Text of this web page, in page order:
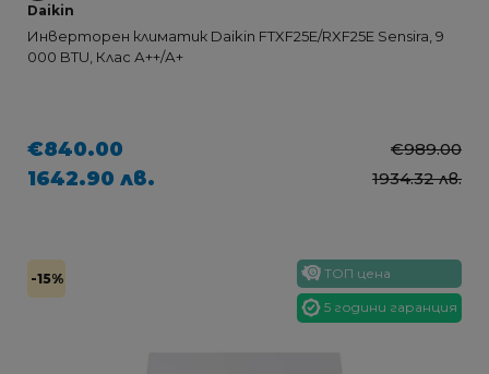
Daikin
Инверторен климатик Daikin FTXF25E/RXF25E Sensira, 9
000 BTU, Клас А++/А+
€840.00 €989.00
1642.90 лв. 1934.32 лв.
-15% ТОП цена
5 години гаранция